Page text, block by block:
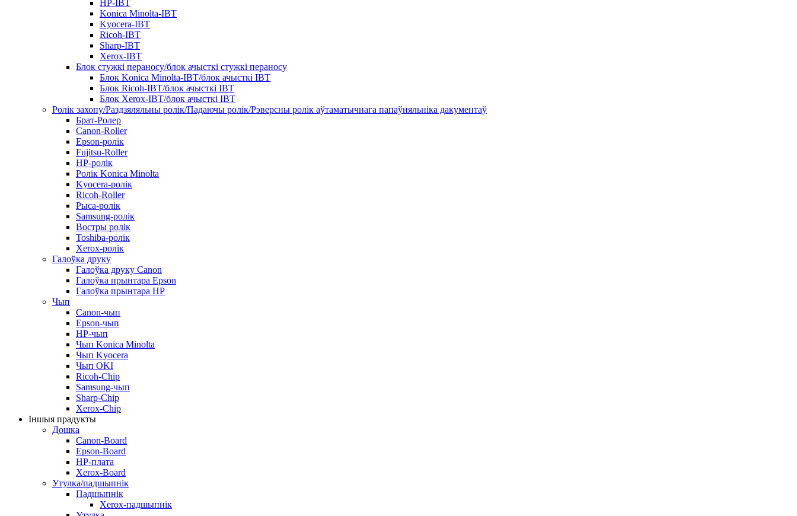
HP-IBT
Konica Minolta-IBT
Kyocera-IBT
Ricoh-IBT
Sharp-IBT
Xerox-IBT
Блок стужкі пераносу/блок ачысткі стужкі пераносу
Блок Konica Minolta-IBT/блок ачысткі IBT
Блок Ricoh-IBT/блок ачысткі IBT
Блок Xerox-IBT/блок ачысткі IBT
Ролік захопу/Раздзяляльны ролік/Падаючы ролік/Рэверсны ролік аўтаматычнага папаўняльніка дакументаў
Брат-Ролер
Canon-Roller
Epson-ролік
Fujitsu-Roller
HP-ролік
Ролік Konica Minolta
Kyocera-ролік
Ricoh-Roller
Рыса-ролік
Samsung-ролік
Востры ролік
Toshiba-ролік
Xerox-ролік
Галоўка друку
Галоўка друку Canon
Галоўка прынтара Epson
Галоўка прынтара HP
Чып
Canon-чып
Epson-чып
HP-чып
Чып Konica Minolta
Чып Kyocera
Чып OKI
Ricoh-Chip
Samsung-чып
Sharp-Chip
Xerox-Chip
Іншыя прадукты
Дошка
Canon-Board
Epson-Board
HP-плата
Xerox-Board
Утулка/падшыпнік
Падшыпнік
Xerox-падшыпнік